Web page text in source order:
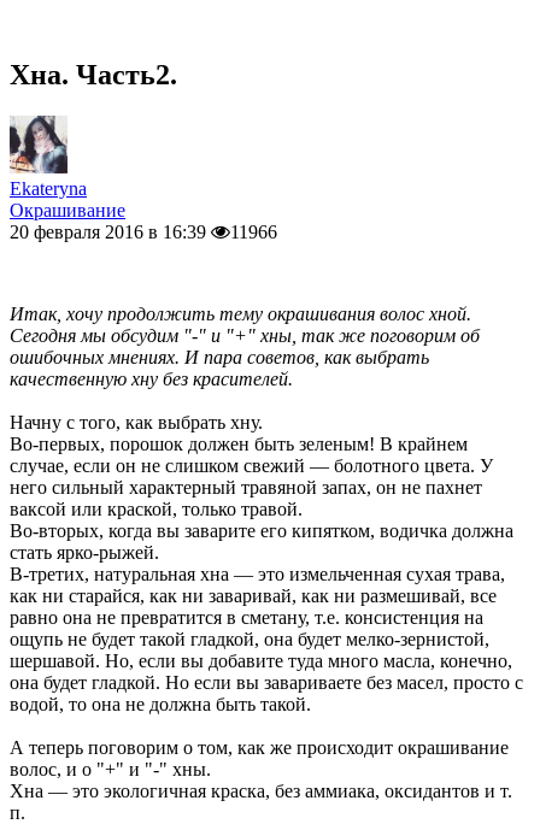
Хна. Часть2.
Ekateryna
Окрашивание
20 февраля 2016 в 16:39
11966
Итак, хочу продолжить тему окрашивания волос хной.
Сегодня мы обсудим "-" и "+" хны, так же поговорим об
ошибочных мнениях. И пара советов, как выбрать
качественную хну без красителей.
Начну с того, как выбрать хну.
Во-первых, порошок должен быть зеленым! В крайнем
случае, если он не слишком свежий — болотного цвета. У
него сильный характерный травяной запах, он не пахнет
ваксой или краской, только травой.
Во-вторых, когда вы заварите его кипятком, водичка должна
стать ярко-рыжей.
В-третих, натуральная хна — это измельченная сухая трава,
как ни старайся, как ни заваривай, как ни размешивай, все
равно она не превратится в сметану, т.е. консистенция на
ощупь не будет такой гладкой, она будет мелко-зернистой,
шершавой. Но, если вы добавите туда много масла, конечно,
она будет гладкой. Но если вы завариваете без масел, просто с
водой, то она не должна быть такой.
А теперь поговорим о том, как же происходит окрашивание
волос, и о "+" и "-" хны.
Хна — это экологичная краска, без аммиака, оксидантов и т.
п.